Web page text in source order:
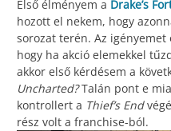
Első élményem a Drake’s
hozott el nekem, hogy
sorozat terén. Az
hogy ha akció elemekkel
akkor első kérdésem a
Uncharted?Talán pont e
kontrollert a Thief’s End
rész volt a franchise-ból.